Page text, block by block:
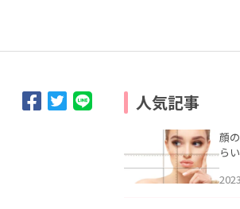
人気記事
顔
ら